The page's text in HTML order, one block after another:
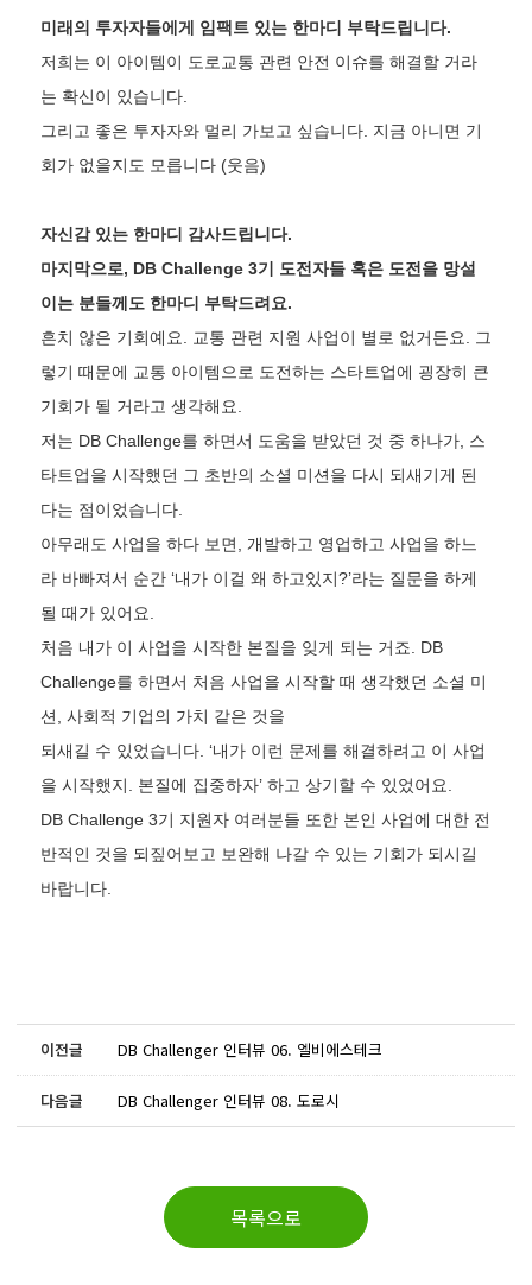
미래의 투자자들에게 임팩트 있는 한마디 부탁드립니다.
저희는 이 아이템이 도로교통 관련 안전 이슈를 해결할 거라
는 확신이 있습니다.
그리고 좋은 투자자와 멀리 가보고 싶습니다. 지금 아니면 기
회가 없을지도 모릅니다 (웃음)
자신감 있는 한마디 감사드립니다.
마지막으로, DB Challenge 3기 도전자들 혹은 도전을 망설
이는 분들께도 한마디 부탁드려요.
흔치 않은 기회예요. 교통 관련 지원 사업이 별로 없거든요. 그
렇기 때문에 교통 아이템으로 도전하는 스타트업에 굉장히 큰
기회가 될 거라고 생각해요.
저는 DB Challenge를 하면서 도움을 받았던 것 중 하나가, 스
타트업을 시작했던 그 초반의 소셜 미션을 다시 되새기게 된
다는 점이었습니다.
아무래도 사업을 하다 보면, 개발하고 영업하고 사업을 하느
라 바빠져서 순간 ‘내가 이걸 왜 하고있지?’라는 질문을 하게
될 때가 있어요.
처음 내가 이 사업을 시작한 본질을 잊게 되는 거죠. DB
Challenge를 하면서 처음 사업을 시작할 때 생각했던 소셜 미
션, 사회적 기업의 가치 같은 것을
되새길 수 있었습니다. ‘내가 이런 문제를 해결하려고 이 사업
을 시작했지. 본질에 집중하자’ 하고 상기할 수 있었어요.
DB Challenge 3기 지원자 여러분들 또한 본인 사업에 대한 전
반적인 것을 되짚어보고 보완해 나갈 수 있는 기회가 되시길
바랍니다.
이전글 DB Challenger 인터뷰 06. 엘비에스테크
다음글 DB Challenger 인터뷰 08. 도로시
목록으로